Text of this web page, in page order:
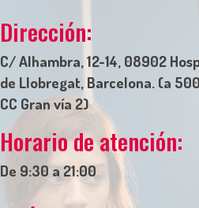
Dirección:
C/ Alhambra, 12-14, 08902
de Llobregat, Barcelona. (a
CC Gran vía 2)
Horario de atención:
De 9:30 a 21:00